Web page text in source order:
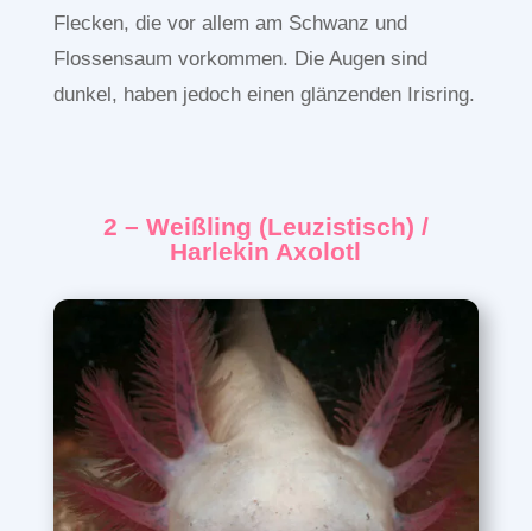
Flecken, die vor allem am Schwanz und
Flossensaum vorkommen. Die Augen sind
dunkel, haben jedoch einen glänzenden Irisring.
2 – Weißling (Leuzistisch) /
Harlekin Axolotl